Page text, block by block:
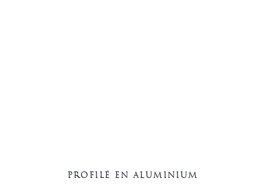
Profilé en aluminium